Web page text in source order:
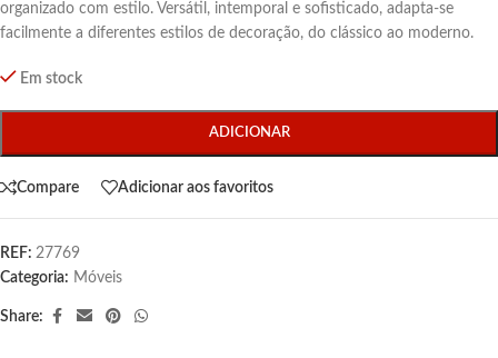
organizado com estilo. Versátil, intemporal e sofisticado, adapta-se
facilmente a diferentes estilos de decoração, do clássico ao moderno.
Em stock
ADICIONAR
Compare Adicionar aos favoritos
REF: 27769
Categoria: Móveis
Share: